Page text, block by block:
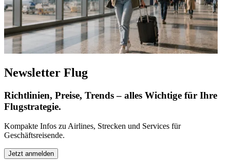
Newsletter Flug
Richtlinien, Preise, Trends – alles Wichtige für Ihre
Flugstrategie.
Kompakte Infos zu Airlines, Strecken und Services für
Geschäftsreisende.
Jetzt anmelden